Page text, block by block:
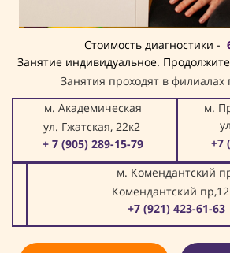
Стоимость диагностики -
Занятие индивидуальное.
Занятия проходят в филиалах
м. Академическая
ул. Гжатская, 22к2
+ 7 (905) 289-15-79
м.
+7
м. Комендантский
Комендантский
+7 (921) 423-61-63